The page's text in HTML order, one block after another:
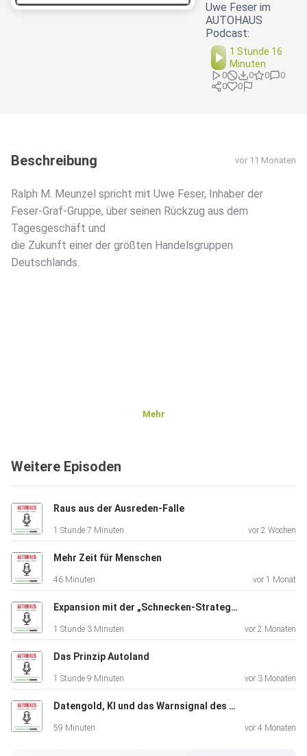
Uwe Feser im
AUTOHAUS
Podcast:
1 Stunde 16
Minuten
0 0 0
0
0
0
Beschreibung vor 11 Monaten
Ralph M. Meunzel spricht mit Uwe Feser, Inhaber der
Feser-Graf-Gruppe, über seinen Rückzug aus dem
Tagesgeschäft und
die Zukunft einer der größten Handelsgruppen
Deutschlands.
Mehr
Weitere Episoden
Raus aus der Ausreden-Falle
1 Stunde 7 Minuten vor 2 Wochen
Mehr Zeit für Menschen
46 Minuten vor 1 Monat
Expansion mit der „Schnecken-Strategie“
1 Stunde 3 Minuten vor 2 Monaten
Das Prinzip Autoland
1 Stunde 9 Minuten vor 3 Monaten
Datengold, KI und das Warnsignal des DAT-Reports
59 Minuten vor 4 Monaten